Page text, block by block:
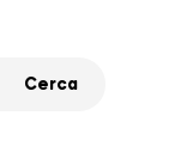
Cerca